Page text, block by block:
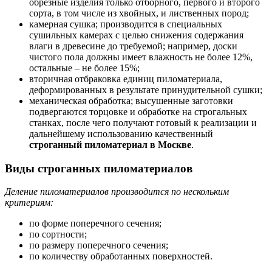
обрезные изделия только отборного, первого и второго
сорта, в том числе из хвойных, и лиственных пород;
камерная сушка; производится в специальных
сушильных камерах с целью снижения содержания
влаги в древесине до требуемой; например, доски
чистого пола должны имеет влажность не более 12%,
остальные – не более 15%;
вторичная отбраковка единиц пиломатериала,
деформированных в результате принудительной сушки;
механическая обработка; высушенные заготовки
подвергаются торцовке и обработке на строгальных
станках, после чего получают готовый к реализации и
дальнейшему использованию качественный
строганный пиломатериал в Москве.
Виды строганных пиломатериалов
Деление пиломатериалов производится по нескольким
критериям:
по форме поперечного сечения;
по сортности;
по размеру поперечного сечения;
по количеству обработанных поверхностей.